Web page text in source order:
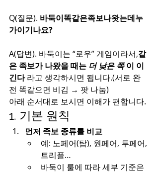
Q(질문). 바둑이똑같은족보나왓는데누
가이기나요?
A(답변). 바둑이는 “로우” 게임이라서,같
은 족보가 나왔을 때는 더 낮은 쪽 이 이
긴다 라고 생각하시면 됩니다.(서로 완
전 똑같으면 비김 → 팟 나눔)
아래 순서대로 보시면 이해가 편합니다.
1. 기본 원칙
먼저 족보 종류를 비교
예: 노페어(탑), 원페어, 투페어,
트리플…
바둑이 룰에 따라 세부 기준은